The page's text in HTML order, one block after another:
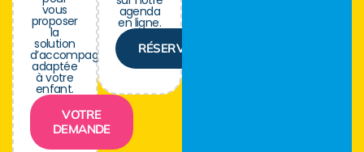
vous
proposer
la
solution
d’accompagnement
adaptée
à votre
enfant.
VOTRE
DEMANDE
agenda
en ligne.
RÉSERVER